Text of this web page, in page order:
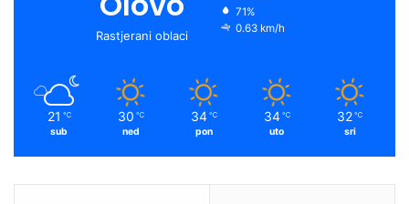
Rastjerani oblaci
71%
0.63 km/h
21 ℃
sub
30 ℃
ned
34 ℃
pon
34 ℃
uto
32 ℃
sri